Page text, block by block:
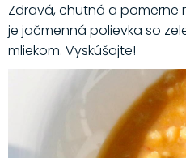
Zdravá, chutná a pomerne
je jačmenná polievka so
mliekom. Vyskúšajte!